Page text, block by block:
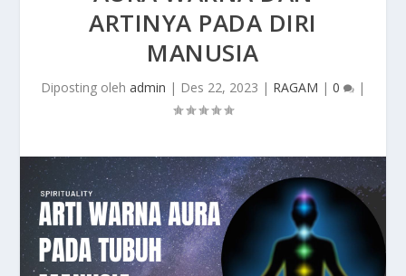
ARTINYA PADA DIRI
MANUSIA
Diposting oleh admin | Des 22, 2023 | RAGAM | 0 |